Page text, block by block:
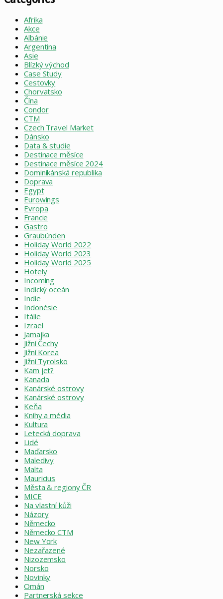
Afrika
Akce
Albánie
Argentina
Asie
Blízký východ
Case Study
Cestovky
Chorvatsko
Čína
Condor
CTM
Czech Travel Market
Dánsko
Data & studie
Destinace měsíce
Destinace měsíce 2024
Dominikánská republika
Doprava
Egypt
Eurowings
Evropa
Francie
Gastro
Graubünden
Holiday World 2022
Holiday World 2023
Holiday World 2025
Hotely
Incoming
Indický oceán
Indie
Indonésie
Itálie
Izrael
Jamajka
Jižní Čechy
Jižní Korea
Jižní Tyrolsko
Kam jet?
Kanada
Kanárské ostrovy
Kanárské ostrovy
Keňa
Knihy a média
Kultura
Letecká doprava
Lidé
Maďarsko
Maledivy
Malta
Mauricius
Města & regiony ČR
MICE
Na vlastní kůži
Názory
Německo
Německo CTM
New York
Nezařazené
Nizozemsko
Norsko
Novinky
Omán
Partnerská sekce